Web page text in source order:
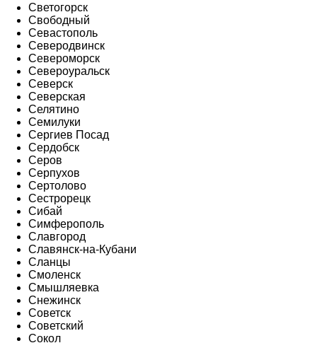
Светогорск
Свободный
Севастополь
Северодвинск
Североморск
Североуральск
Северск
Северская
Селятино
Семилуки
Сергиев Посад
Сердобск
Серов
Серпухов
Сертолово
Сестрорецк
Сибай
Симферополь
Славгород
Славянск-на-Кубани
Сланцы
Смоленск
Смышляевка
Снежинск
Советск
Советский
Сокол